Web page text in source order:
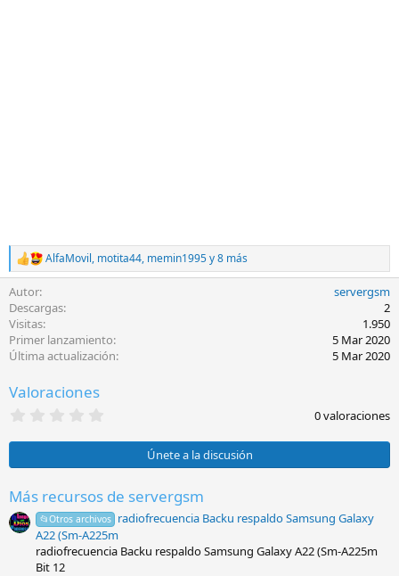
R
e
a
c
c
i
o
n
s
AlfaMovil, motita44, memin1995y 8 más
Autor
servergsm
Descargas
2
Visitas
1.950
Primer lanzamiento
5 Mar 2020
Última actualización
5 Mar 2020
Valoraciones
0
e
t
r
e
l
l
a
0 valoraciones
Únete a la discusión
Más recursos de servergsm
📂Otros archivos radiofrecuencia Backu respaldo Samsung Galaxy
A22 (Sm-A225m
radiofrecuencia Backu respaldo Samsung Galaxy A22 (Sm-A225m
Bit 12